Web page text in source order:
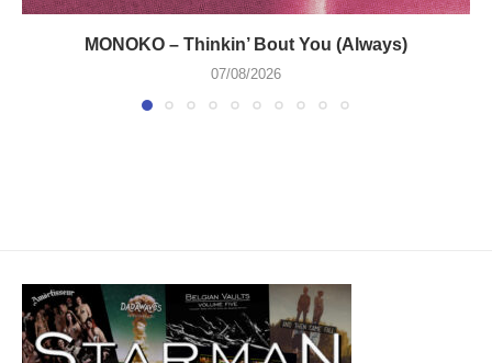
MONOKO – Thinkin’ Bout You (Always)
07/08/2026